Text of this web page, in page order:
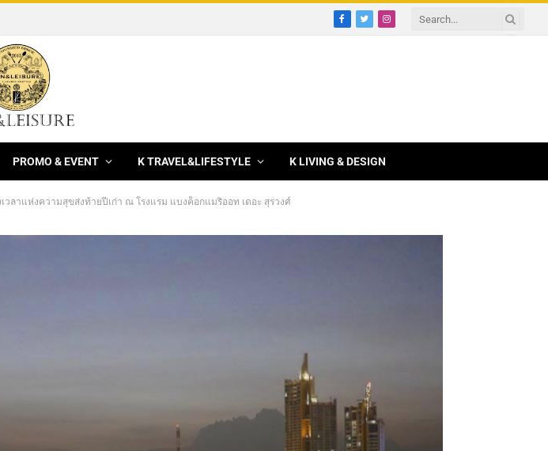
Facebook
TwitterInstagram
PROMO & EVENT K TRAVEL&LIFESTYLE K LIVING & DESIGN
ลาแห่งความสุขส่งท้ายปีเก่า ณ โรงแรม แบงค็อกแมริออท เดอะ สุรวงศ์